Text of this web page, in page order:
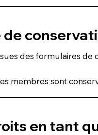
de
des formulaires de
membres sont
en tant